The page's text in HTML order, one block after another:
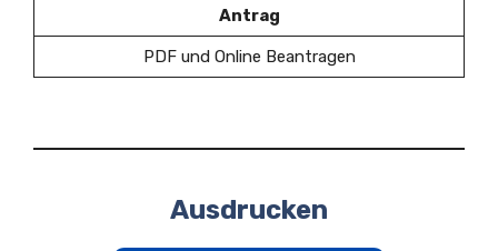
Antrag
PDF und Online Beantragen
Ausdrucken